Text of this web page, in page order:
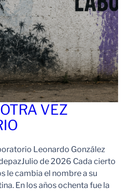
VEZ
Leonardo González
de 2026 Cada cierto
le cambia el nombre a su
En los años ochenta fue la